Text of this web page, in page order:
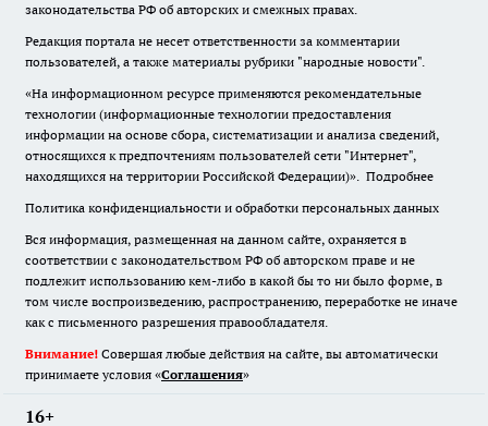
законодательства РФ об авторских и смежных правах.
Редакция портала не несет ответственности за комментарии
пользователей, а также материалы рубрики "народные новости".
«На информационном ресурсе применяются рекомендательные
технологии (информационные технологии предоставления
информации на основе сбора, систематизации и анализа сведений,
относящихся к предпочтениям пользователей сети "Интернет",
находящихся на территории Российской Федерации)». Подробнее
Политика конфиденциальности и обработки персональных данных
Вся информация, размещенная на данном сайте, охраняется в
соответствии с законодательством РФ об авторском праве и не
подлежит использованию кем-либо в какой бы то ни было форме, в
том числе воспроизведению, распространению, переработке не иначе
как с письменного разрешения правообладателя.
Внимание! Совершая любые действия на сайте, вы автоматически
принимаете условия «Cоглашения»
16+